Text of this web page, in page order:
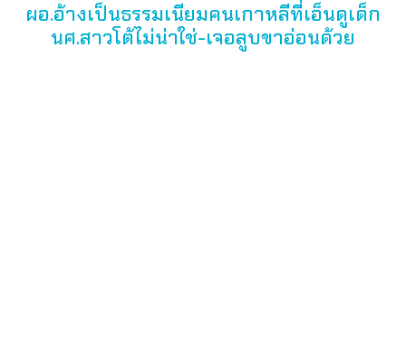
ผอ.อ้างเป็นธรรมเนียมคนเกาหลีที่เอ็นดูเด็ก
นศ.สาวโต้ไม่น่าใช่-เจอลูบขาอ่อนด้วย